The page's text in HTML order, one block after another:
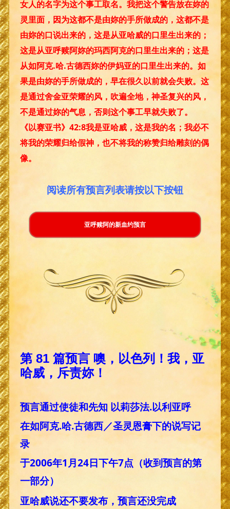
女人的名字为这个事工取名。我把这个警告放在妳的
灵里面，因为这都不是由妳的手所做成的，这都不是
由妳的口说出来的，这是从亚哈威的口里生出来的；
这是从亚呼赎阿妳的玛西阿克的口里生出来的；这是
从如阿克.哈.古德西妳的伊妈亚的口里生出来的。如
果是由妳的手所做成的，早在很久以前就会失败。这
是通过舍金亚荣耀的风，吹遍全地，神圣复兴的风，
不是通过妳的气息，否则这个事工早就失败了。
《以赛亚书》42:8我是亚哈威，这是我的名；我必不
将我的荣耀归给假神，也不将我的称赞归给雕刻的偶
像。
阅读所有预言列表请按以下按钮
亚呼赎阿的新血约预言
第 81 篇预言 噢，以色列！我，亚
哈威，斥责妳！
预言通过使徒和先知 以莉莎法.以利亚呼
在如阿克.哈.古德西／圣灵恩膏下的说写记
录
于2006年1月24日下午7点（收到预言的第
一部分）
亚哈威说还不要发布，预言还没完成